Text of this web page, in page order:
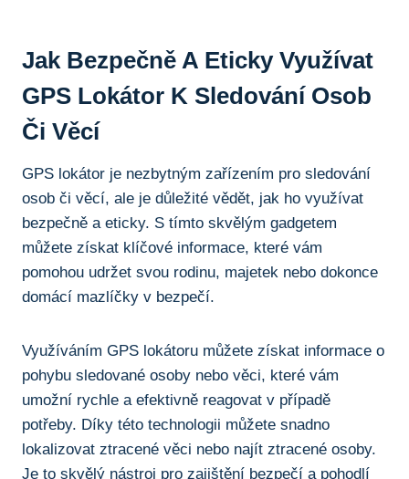
Jak Bezpečně A Eticky Využívat
GPS Lokátor⁢ K Sledování Osob
Či Věcí
GPS lokátor je nezbytným zařízením pro sledování
osob či věcí, ‌ale je důležité vědět, jak ho využívat
bezpečně a eticky. S tímto skvělým ​gadgetem
můžete získat klíčové informace, které‍ vám
pomohou‍ udržet svou rodinu, majetek nebo‍ dokonce
domácí mazlíčky v bezpečí.
Využíváním GPS lokátoru můžete získat ⁢informace o
pohybu sledované osoby‌ nebo věci, které vám
umožní rychle a efektivně reagovat v ​případě
potřeby. Díky této technologii můžete snadno
lokalizovat ztracené věci nebo najít ztracené osoby.
Je⁤ to skvělý nástroj pro zajištění ​bezpečí a pohodlí⁤